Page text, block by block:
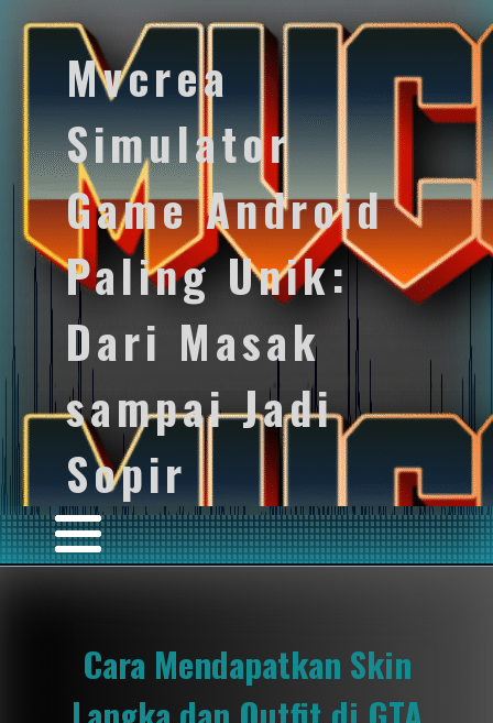
Mvcrea
Simulator
Game Android
Paling Unik:
Dari Masak
sampai Jadi
Sopir
Cara Mendapatkan Skin